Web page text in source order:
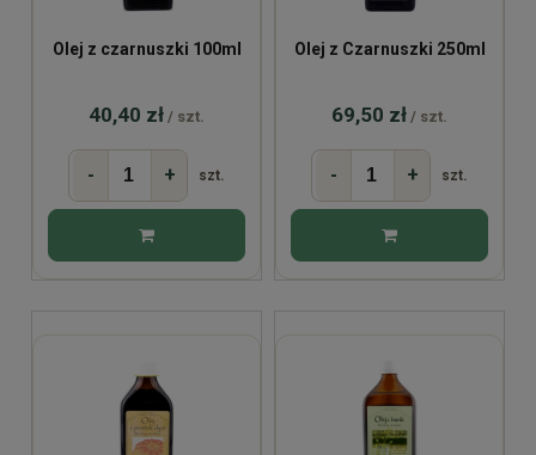
Olej z czarnuszki 100ml
40,40 zł / szt.
- + szt.
Olej z Czarnuszki 250ml
69,50 zł / szt.
- + szt.